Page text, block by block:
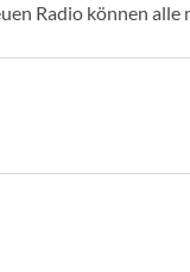
Radio können alle